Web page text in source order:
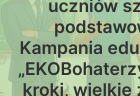
Wiedza
Kontakt
Wyszukiwanie
uczniów
Kampania
kroki, wielkie